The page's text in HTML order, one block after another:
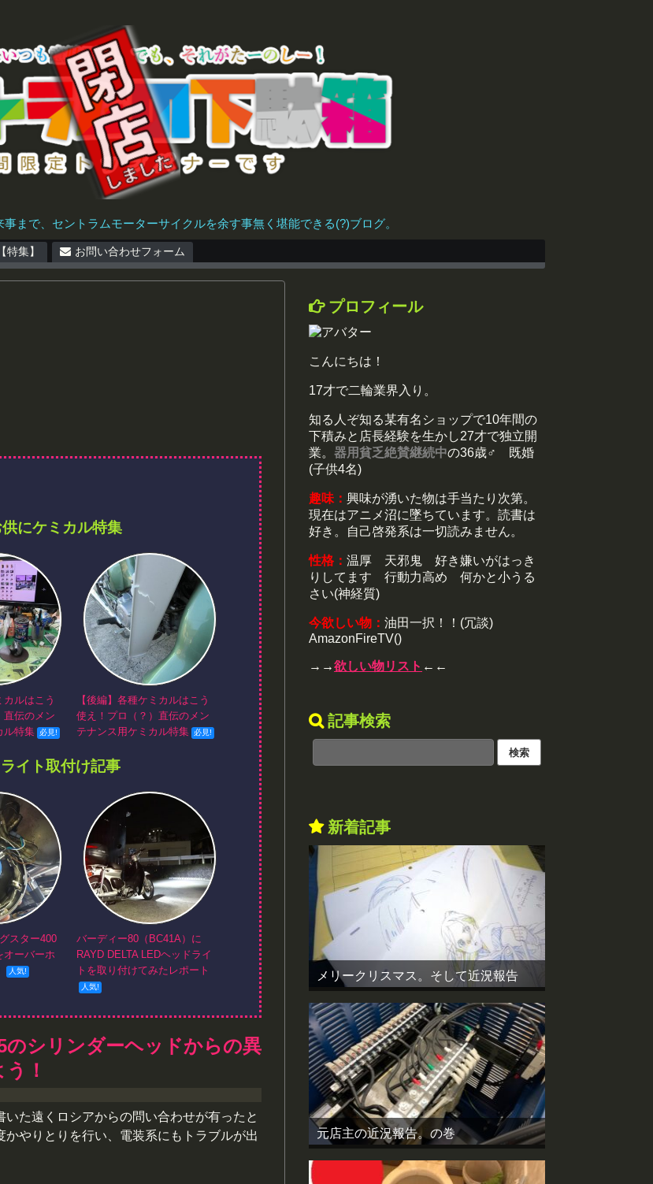
まで、セントラムモーターサイクルを余す事無く堪能できる(?)ブログ。
【特集】 お問い合わせフォーム
にケミカル特集
カルはこう
直伝のメン
ル特集
【後編】各種ケミカルはこう
使え！プロ（？）直伝のメン
テナンス用ケミカル特集
イト取付け記事
スター400
オーバーホ
バーディー80（BC41A）に
RAYD DELTA LEDヘッドライ
トを取り付けてみたレポート
のシリンダーヘッドからの異
！
いた遠くロシアからの問い合わせが有ったと
かやりとりを行い、電装系にもトラブルが出
プロフィール
こんにちは！
17才で二輪業界入り。
知る人ぞ知る某有名ショップで10年間の
下積みと店長経験を生かし27才で独立開
業。 器用貧乏絶賛継続中の36歳♂ 既婚
(子供4名)
趣味： 興味が湧いた物は手当たり次第。
現在はアニメ沼に墜ちています。読書は
好き。自己啓発系は一切読みません。
性格： 温厚 天邪鬼 好き嫌いがはっき
りしてます 行動力高め 何かと小うる
さい(神経質)
今欲しい物： 油田一択！！(冗談)
AmazonFireTV()
→→欲しい物リスト ←←
記事検索
新着記事
メリークリスマス。そして近況報告
元店主の近況報告。の巻